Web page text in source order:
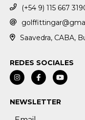
(+54 9) 115 667
Saavedra, CABA,
REDES SOCIALES
NEWSLETTER